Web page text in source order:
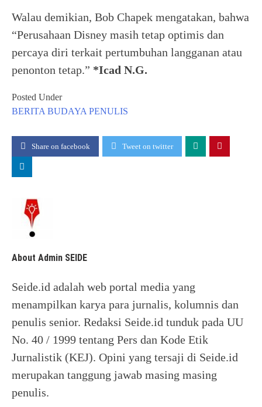
Walau demikian, Bob Chapek mengatakan, bahwa
“Perusahaan Disney masih tetap optimis dan
percaya diri terkait pertumbuhan langganan atau
penonton tetap.” *Icad N.G.
Posted Under
BERITA BUDAYA PENULIS
Share on facebook Tweet on twitter
About Admin SEIDE
Seide.id adalah web portal media yang
menampilkan karya para jurnalis, kolumnis dan
penulis senior. Redaksi Seide.id tunduk pada UU
No. 40 / 1999 tentang Pers dan Kode Etik
Jurnalistik (KEJ). Opini yang tersaji di Seide.id
merupakan tanggung jawab masing masing
penulis.